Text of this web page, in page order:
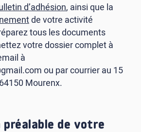
d’adhésion, ainsi que la
de votre activité
tous les documents
votre dossier complet à
à
ou par courrier au 15
Mourenx.
préalable de votre